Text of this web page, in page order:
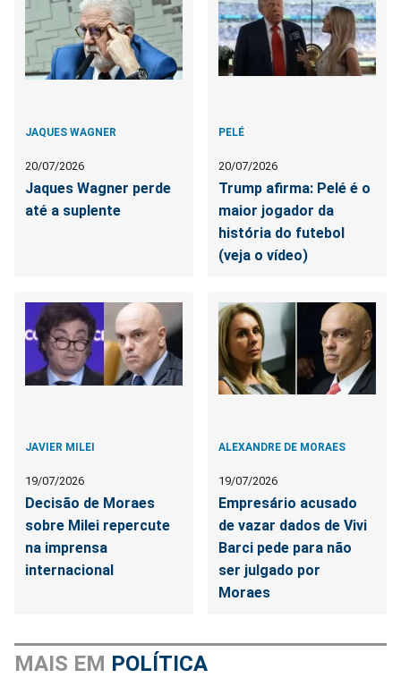
JAQUES WAGNER
20/07/2026
Jaques Wagner perde
até a suplente
PELÉ
20/07/2026
Trump afirma: Pelé é o
maior jogador da
história do futebol
(veja o vídeo)
JAVIER MILEI
19/07/2026
Decisão de Moraes
sobre Milei repercute
na imprensa
internacional
ALEXANDRE DE MORAES
19/07/2026
Empresário acusado
de vazar dados de Vivi
Barci pede para não
ser julgado por
Moraes
MAIS EM POLÍTICA